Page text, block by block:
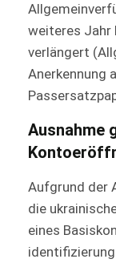
weiteres Jahr
verlängert
Anerkennung
Ausnahme
Aufgrund der
die
eines